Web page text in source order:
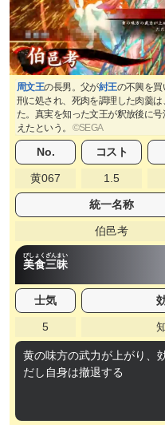
周文王の長男。父が紂王の不興を買
刑に処され、死肉を調理した肉羹は
た。真実を知った文王が釈放後に
えたという。
No. コスト
黄067 1.5
統一名称
伯邑考
美食三昧
びしょくざんまい
士気
5
黄の味方の武力が上がり、
だし自身は撤退する